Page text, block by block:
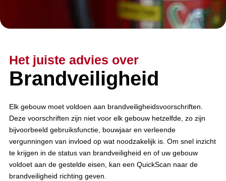
Het juiste advies over
Brandveiligheid
Elk gebouw moet voldoen aan brandveiligheidsvoorschriften.
Deze voorschriften zijn niet voor elk gebouw hetzelfde, zo zijn
bijvoorbeeld gebruiksfunctie, bouwjaar en verleende
vergunningen van invloed op wat noodzakelijk is. Om snel inzicht
te krijgen in de status van brandveiligheid en of uw gebouw
voldoet aan de gestelde eisen, kan een QuickScan naar de
brandveiligheid richting geven.